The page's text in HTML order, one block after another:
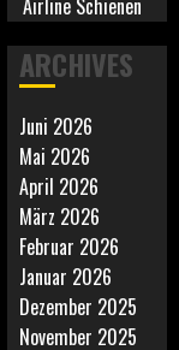
Airline Schienen
ARCHIVES
Juni 2026
Mai 2026
April 2026
März 2026
Februar 2026
Januar 2026
Dezember 2025
November 2025